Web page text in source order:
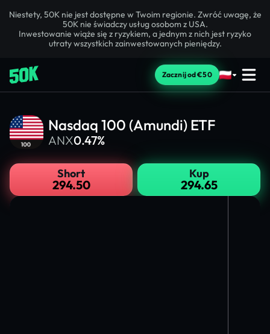
Niestety, 50K nie jest dostępne w Twoim regionie. Zwróć uwagę, że
50K nie świadczy usług osobom z USA.
Inwestowanie wiąże się z ryzykiem, a jednym z nich jest ryzyko
utraty wszystkich zainwestowanych pieniędzy.
Zacznij od €50
Nasdaq 100 (Amundi) ETF
ANX0.47%
Short
294.50
Kup
294.65